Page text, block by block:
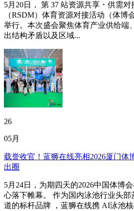
5月20日， 第 37 站资源共享・供需
（RSDM）体育资源对接活动（体博
举行。本次盛会聚焦体育产业供给端
出结构矛盾以及区域...
26
05月
载誉收官！蓝狮在线亮相2026厦门体
出圈
5月24日，为期四天的2026中国体博
心落下帷幕。 作为国内泳池行业头部
道的标杆品牌 ，蓝狮在线携 AI泳池